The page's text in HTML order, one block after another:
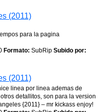
(2011)
para la pagina
Formato: SubRip Subido por:
(2011)
linea por linea ademas de
detallitos, son para la version
{2011} – mr kickass enjoy!